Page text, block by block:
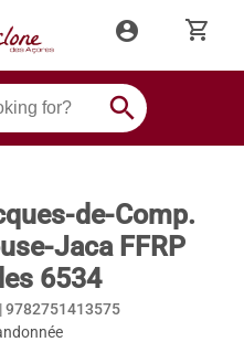
account_circle shopping_cart
search
de-Comp.
Jaca FFRP
6534
9782751413575